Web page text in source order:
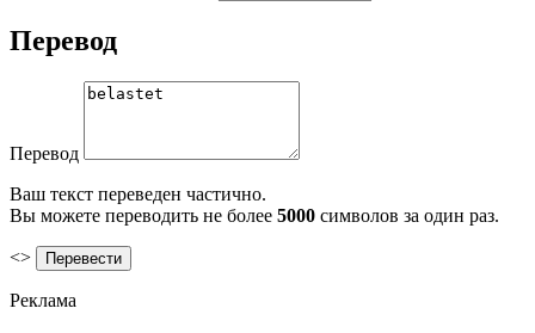
Перевод
Перевод
Ваш текст переведен частично.
Вы можете переводить не более 5000 символов за один раз.
<>
Реклама